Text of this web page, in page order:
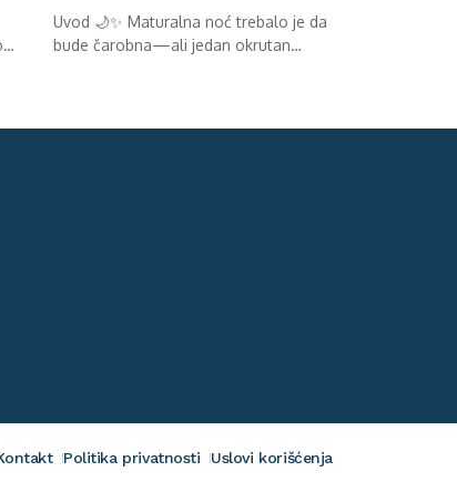
Uvod 🌙✨ Maturalna noć trebalo je da
bude čarobna—ali jedan okrutan
Politika privatnosti Uslovi korišćenja